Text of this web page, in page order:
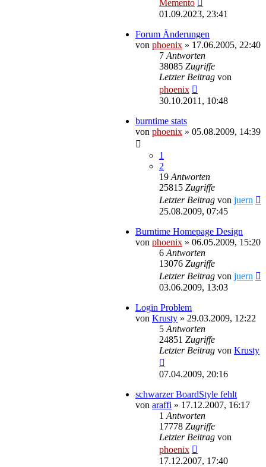
Memento
01.09.2023, 23:41
Forum Änderungen
von phoenix » 17.06.2005, 22:40
7 Antworten
38085 Zugriffe
Letzter Beitrag von
phoenix
30.10.2011, 10:48
burntime stats
von phoenix » 05.08.2009, 14:39
1
2
19 Antworten
25815 Zugriffe
Letzter Beitrag von juern
25.08.2009, 07:45
Burntime Homepage Design
von phoenix » 06.05.2009, 15:20
6 Antworten
13076 Zugriffe
Letzter Beitrag von juern
03.06.2009, 13:03
Login Problem
von Krusty » 29.03.2009, 12:22
5 Antworten
24851 Zugriffe
Letzter Beitrag von Krusty
07.04.2009, 20:16
schwarzer BoardStyle fehlt
von araffi » 17.12.2007, 16:17
1 Antworten
17778 Zugriffe
Letzter Beitrag von
phoenix
17.12.2007, 17:40